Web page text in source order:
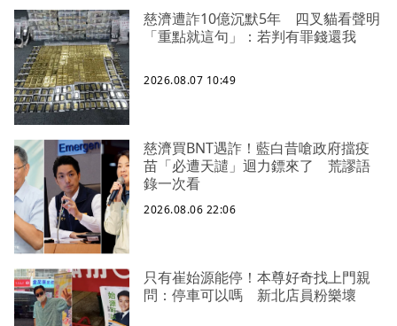
慈濟遭詐10億沉默5年 四叉貓看聲明
「重點就這句」：若判有罪錢還我
2026.08.07 10:49
慈濟買BNT遇詐！藍白昔嗆政府擋疫
苗「必遭天譴」迴力鏢來了 荒謬語
錄一次看
2026.08.06 22:06
只有崔始源能停！本尊好奇找上門親
問：停車可以嗎 新北店員粉樂壞